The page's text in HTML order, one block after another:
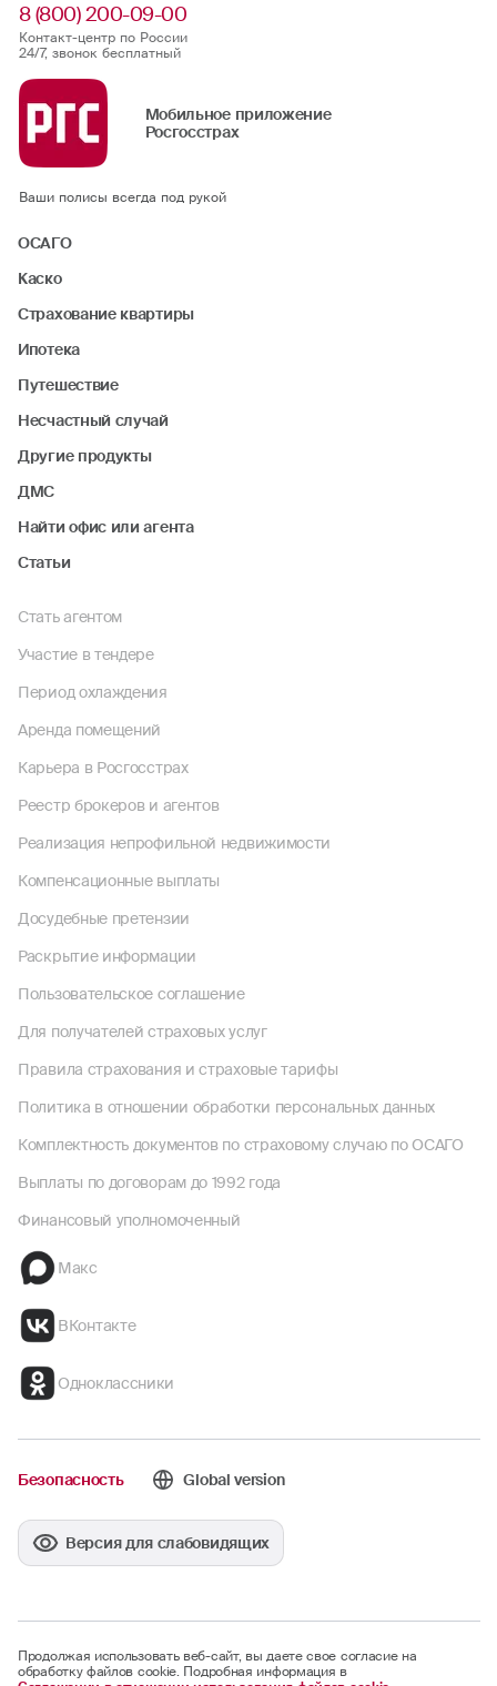
8 (800) 200-09-00
Контакт-центр по России
24/7, звонок бесплатный
Мобильное приложение
Росгосстрах
Ваши полисы всегда под рукой
ОСАГО
Каско
Страхование квартиры
Ипотека
Путешествие
Несчастный случай
Другие продукты
ДМС
Найти офис или агента
Статьи
Стать агентом
Участие в тендере
Период охлаждения
Аренда помещений
Карьера в Росгосстрах
Реестр брокеров и агентов
Реализация непрофильной недвижимости
Компенсационные выплаты
Досудебные претензии
Раскрытие информации
Пользовательское соглашение
Для получателей страховых услуг
Правила страхования и страховые тарифы
Политика в отношении обработки персональных данных
Комплектность документов по страховому случаю по ОСАГО
Выплаты по договорам до 1992 года
Финансовый уполномоченный
Макс
ВКонтакте
Одноклассники
Безопасность Global version
Версия для слабовидящих
Продолжая использовать веб-сайт, вы даете свое согласие на
обработку файлов cookie. Подробная информация в